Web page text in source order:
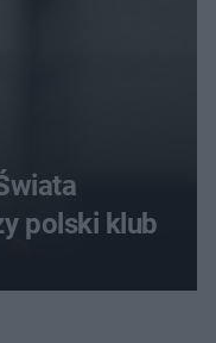
polski klub